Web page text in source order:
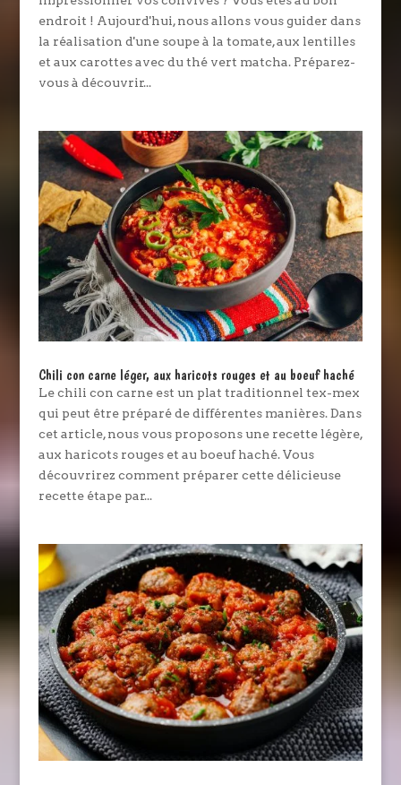
endroit ! Aujourd'hui, nous allons vous guider dans
la réalisation d'une soupe à la tomate, aux lentilles
et aux carottes avec du thé vert matcha. Préparez-
vous à découvrir...
Chili con carne léger, aux haricots rouges et au boeuf haché
Le chili con carne est un plat traditionnel tex-mex
qui peut être préparé de différentes manières. Dans
cet article, nous vous proposons une recette légère,
aux haricots rouges et au boeuf haché. Vous
découvrirez comment préparer cette délicieuse
recette étape par...